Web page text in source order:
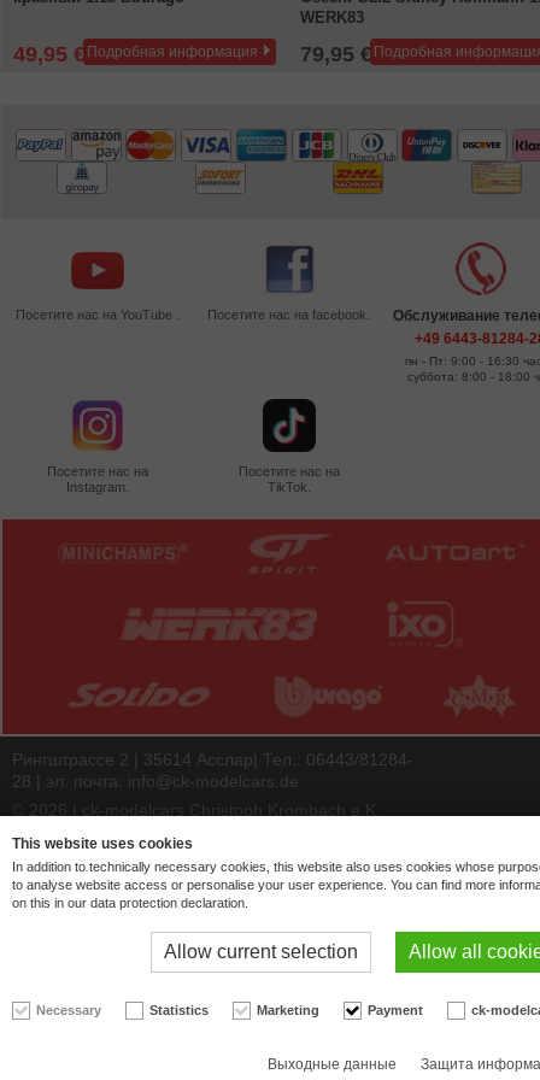
49,95 € 72,99 €
Подробная информация
WERK83
79,95 € Подробная
Посетите нас на YouTube . Посетите нас на facebook.
Посетите нас на
Instagram.
Посетите нас на
TikTok.
Обслуживание
+49 6443-81284-
пн - Пт: 9:00 - 16:30
суббота: 8:00 - 18:00
Рингштрассе 2 | 35614 Асслар| Тел.: 06443/81284-
28 | эл. почта: info@ck-modelcars.de
© 2026 | ck-modelcars Christoph Krombach e.K.
4.9/5.00of7447 ck-modelcars.de customer reviews | Trusted Shops
This website uses cookies
In addition to technically necessary cookies, this website also uses cookies whose
to analyse website access or personalise your user experience. You can find more
on this in our data protection declaration.
Allow current selection Allow all
Necessary Statistics Marketing Payment ck-
Выходные данные Защита